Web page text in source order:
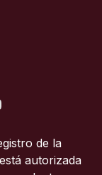
de la
autorizada